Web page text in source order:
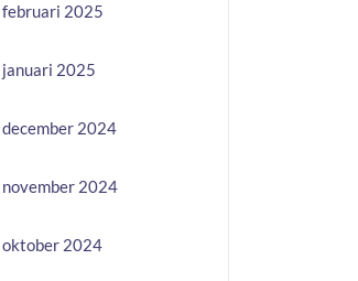
februari 2025
januari 2025
december 2024
november 2024
oktober 2024